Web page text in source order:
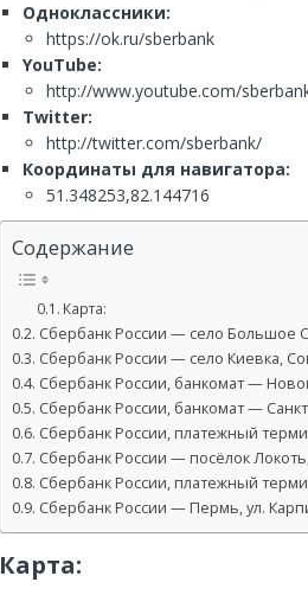
Одноклассники:
https://ok.ru/sberbank
YouTube:
http://www.youtube.com/
Twitter:
http://twitter.com/sberbank/
Координаты для навигатора:
51.348253,82.144716
Содержание
Карта:
Сбербанк России — село Большое
Сбербанк России — село Киевка,
Сбербанк России, банкомат —
Сбербанк России, банкомат —
Сбербанк России, платежный
Сбербанк России — посёлок
Сбербанк России, платежный
Сбербанк России — Пермь, ул.
Карта: